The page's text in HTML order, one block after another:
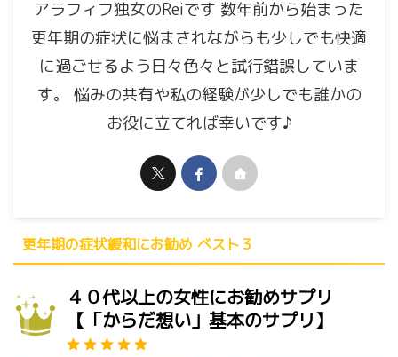
アラフィフ独女のReiです 数年前から始まった
更年期の症状に悩まされながらも少しでも快適
に過ごせるよう日々色々と試行錯誤していま
す。 悩みの共有や私の経験が少しでも誰かの
お役に立てれば幸いです♪
更年期の症状緩和にお勧め ベスト３
４０代以上の女性にお勧めサプリ
【「からだ想い」基本のサプリ】